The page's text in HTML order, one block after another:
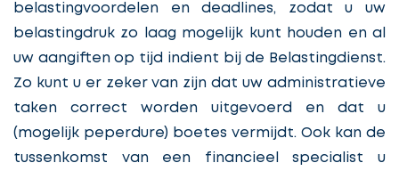
belastingvoordelen en deadlines, zodat u uw
belastingdruk zo laag mogelijk kunt houden en al
uw aangiften op tijd indient bij de Belastingdienst.
Zo kunt u er zeker van zijn dat uw administratieve
taken correct worden uitgevoerd en dat u
(mogelijk peperdure) boetes vermijdt. Ook kan de
tussenkomst van een financieel specialist u